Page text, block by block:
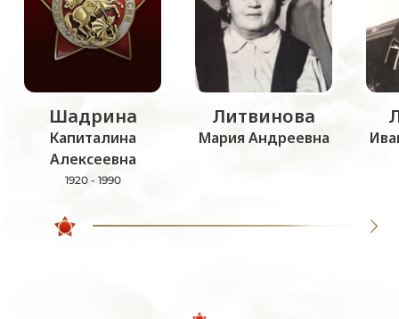
Шадрина
Капиталина
Алексеевна
1920 - 1990
Литвинова
Мария Андреевна